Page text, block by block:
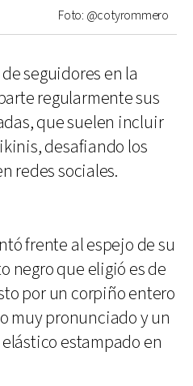
Foto: @cotyrommero
seguidores en la
regularmente sus
que suelen incluir
desafiando los
redes sociales.
frente al espejo de su
negro que eligió es de
por un corpiño entero
muy pronunciado y un
estampado en